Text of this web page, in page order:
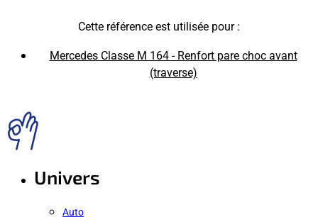
Cette référence est utilisée pour :
Mercedes Classe M 164 - Renfort pare choc avant
(traverse)
Univers
Auto